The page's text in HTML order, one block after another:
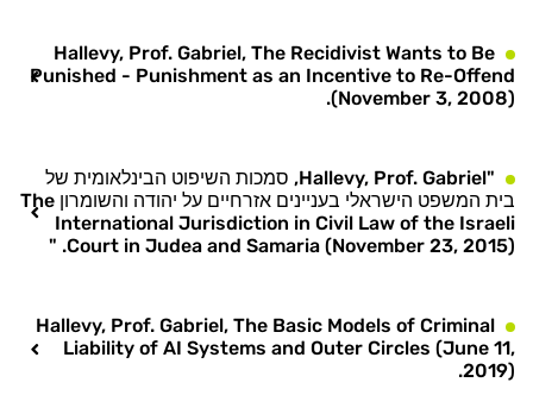
Hallevy, Prof. Gabriel, The Recidivist Wants to Be
Punished - Punishment as an Incentive to Re-Offend
(November 3, 2008).
"Hallevy, Prof. Gabriel, סמכות השיפוט הבינלאומית של
בית המשפט הישראלי בעניינים אזרחיים על יהודה והשומרון The
International Jurisdiction in Civil Law of the Israeli
Court in Judea and Samaria (November 23, 2015). "
Hallevy, Prof. Gabriel, The Basic Models of Criminal
Liability of AI Systems and Outer Circles (June 11,
2019).